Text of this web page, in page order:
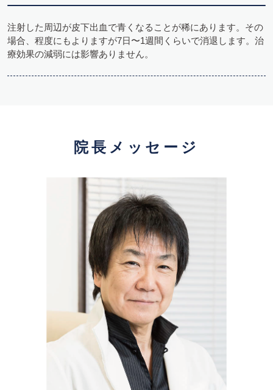
注射した周辺が皮下出血で青くなることが稀にあります。その
場合、程度にもよりますが7日〜1週間くらいで消退します。治
療効果の減弱には影響ありません。
院長メッセージ